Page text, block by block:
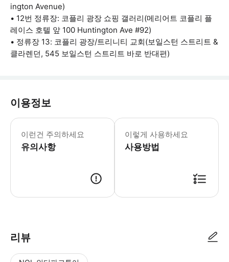
ington Avenue)
• 12번 정류장: 코플리 광장 쇼핑 갤러리(메리어트 코플리 플
레이스 호텔 앞 100 Huntington Ave #92)
• 정류장 13: 코플리 광장/트리니티 교회(보일스턴 스트리트 &
클라렌던, 545 보일스턴 스트리트 바로 반대편)
이용정보
이런건 주의하세요
유의사항
• 투어는 모든 정류장에서 약 30분 간
이렇게 사용하세요
사용방법
리뷰